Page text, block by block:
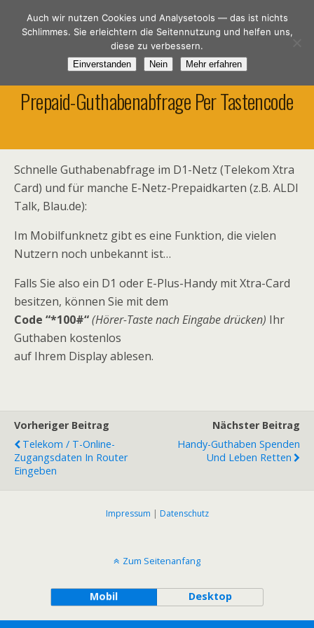
Spar-DSL.de
26. November 2015
Prepaid-Guthabenabfrage Per Tastencode
Schnelle Guthabenabfrage im D1-Netz (Telekom Xtra
Card) und für manche E-Netz-Prepaidkarten (z.B. ALDI
Talk, Blau.de):
Im Mobilfunknetz gibt es eine Funktion, die vielen
Nutzern noch unbekannt ist…
Falls Sie also ein D1 oder E-Plus-Handy mit Xtra-Card
besitzen, können Sie mit dem
Code “*100#“(Hörer-Taste nach Eingabe drücken) Ihr
Guthaben kostenlos
auf Ihrem Display ablesen.
Vorheriger Beitrag
Telekom / T-Online-
Zugangsdaten In Router
Eingeben
Nächster Beitrag
Handy-Guthaben Spenden
Und Leben Retten
Impressum | Datenschutz
Auch wir nutzen Cookies und Analysetools — das ist nichts
Schlimmes. Sie erleichtern die Seitennutzung und helfen uns,
diese zu verbessern.
Einverstanden Nein Mehr erfahren
Zum Seitenanfang
Mobil Desktop